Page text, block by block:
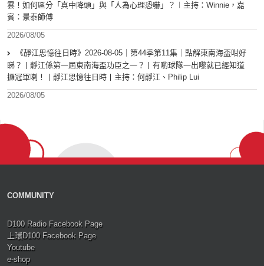
雲！如何區分「真中降頭」與「人為心理恐嚇」？︱主持：Winnie，嘉
賓：景泰師傅
2026/08/05
《靜江思憶往日時》2026-08-05｜第44季第11集｜點解東南海盃咁好
睇？丨靜江係第一屆東南海盃功臣之一？丨有啲球隊一出嚟就已經知道
攞冠軍喇！丨靜江思憶往日時丨主持：何靜江、Philip Lui
2026/08/05
COMMUNITY
D100 Radio Facebook Page
上環D100 Facebook Page
Youtube
e-shop